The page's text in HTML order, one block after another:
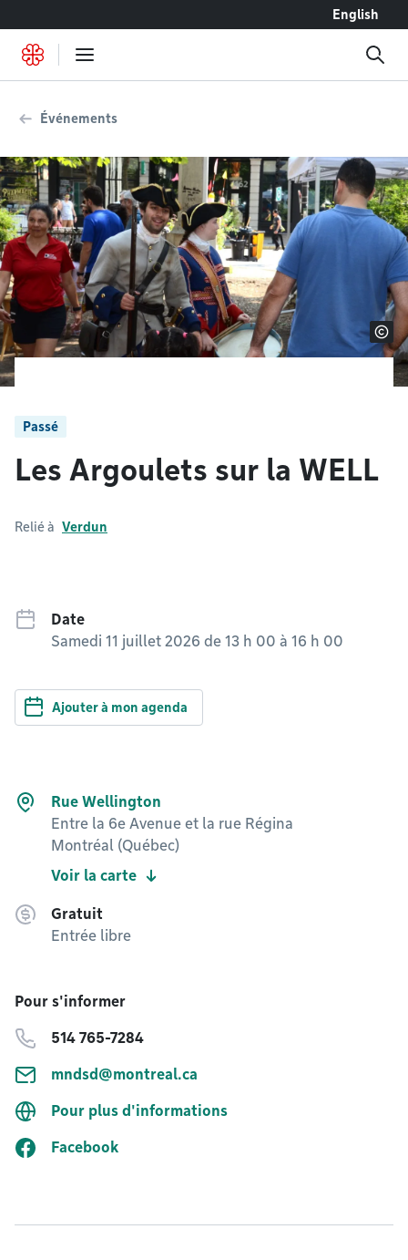
English
Événements
Passé
Les Argoulets sur la WELL
Relié à Verdun
Date
Samedi 11 juillet 2026 de 13 h 00 à 16 h 00
Ajouter à mon agenda
Rue Wellington
Entre la 6e Avenue et la rue Régina
Montréal (Québec)
Voir la carte
Gratuit
Entrée libre
Pour s'informer
514 765-7284
mndsd@montreal.ca
Pour plus d'informations
Facebook